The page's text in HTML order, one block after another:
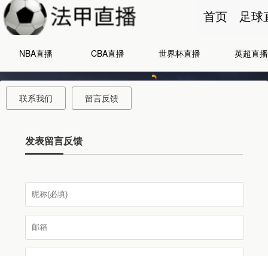
首页 足球
NBA直播 CBA直播 世界杯直播 英超直播
联系我们 留言反馈
发表留言反馈